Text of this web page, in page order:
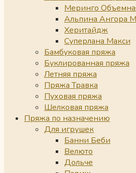
Меринго
Альпина Ангора
Херитайдж
Суперлана Макси
Бамбуковая пряжа
Буклированная пряжа
Летняя пряжа
Пряжа Травка
Пуховая пряжа
Шелковая пряжа
Пряжа по назначению
Для игрушек
Банни Беби
Велюто
Дольче